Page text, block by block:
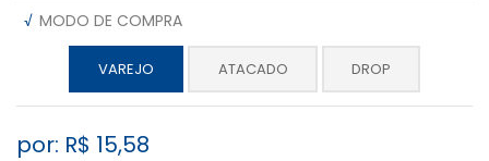
√ MODO DE COMPRA
VAREJO ATACADO DROP
por: R$ 15,58